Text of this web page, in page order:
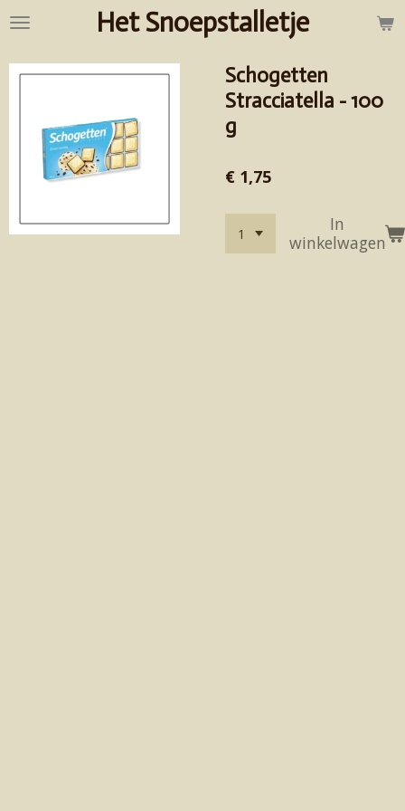
Ga
de
Het Snoepstalletje
Schogetten
Stracciatella - 100
g
€ 1,75
In
winkelwagen